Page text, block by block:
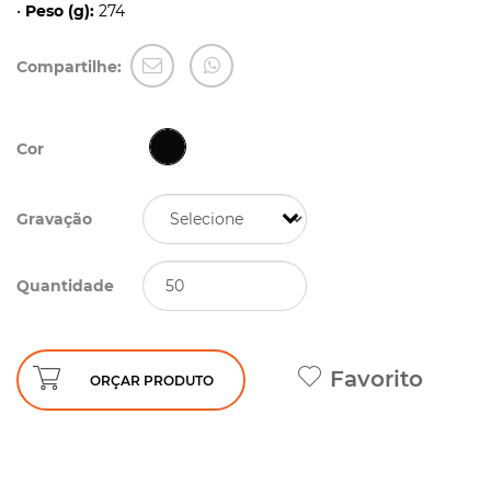
• Peso (g): 274
Compartilhe:
Cor
Gravação
Quantidade
ORÇAR PRODUTO Favorito